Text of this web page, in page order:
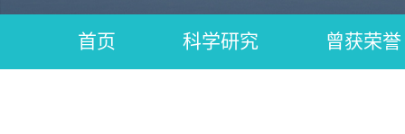
首页 科学研究 曾获荣誉